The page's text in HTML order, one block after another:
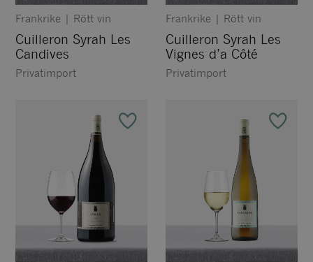
Frankrike | Rött vin
Cuilleron Syrah Les
Candives
Privatimport
Frankrike | Rött vin
Cuilleron Syrah Les
Vignes d’a Côté
Privatimport